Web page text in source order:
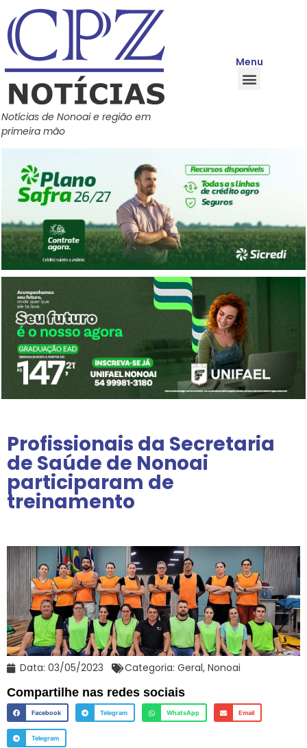
Notícias de Nonoai e região em
primeira mão
Menu
Profissionais da Secretaria
de Saúde de Nonoai
participaram de
treinamento
Data: 03/05/2023 Categoria: Geral, Nonoai
Compartilhe nas redes sociais
Facebook Telegram WhatsApp Email
Telegram